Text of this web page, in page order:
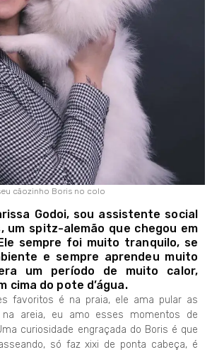
cãozinho Boris no colo
Godoi, sou assistente social
um spitz-alemão que chegou em
sempre foi muito tranquilo, se
e sempre aprendeu muito
um período de muito calor,
cima do pote d’água.
favoritos é na praia, ele ama pular as
areia, eu amo esses momentos de
curiosidade engraçada do Boris é que
só faz xixi de ponta cabeça, é